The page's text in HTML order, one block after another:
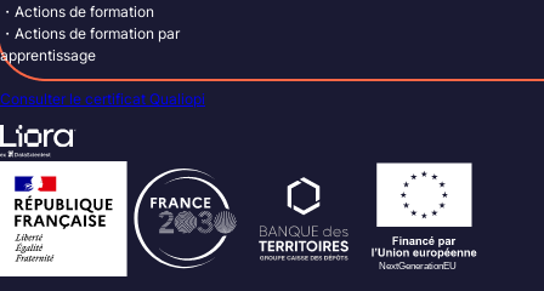
・Actions de formation
・Actions de formation par
apprentissage
Consulter le certificat Qualiopi